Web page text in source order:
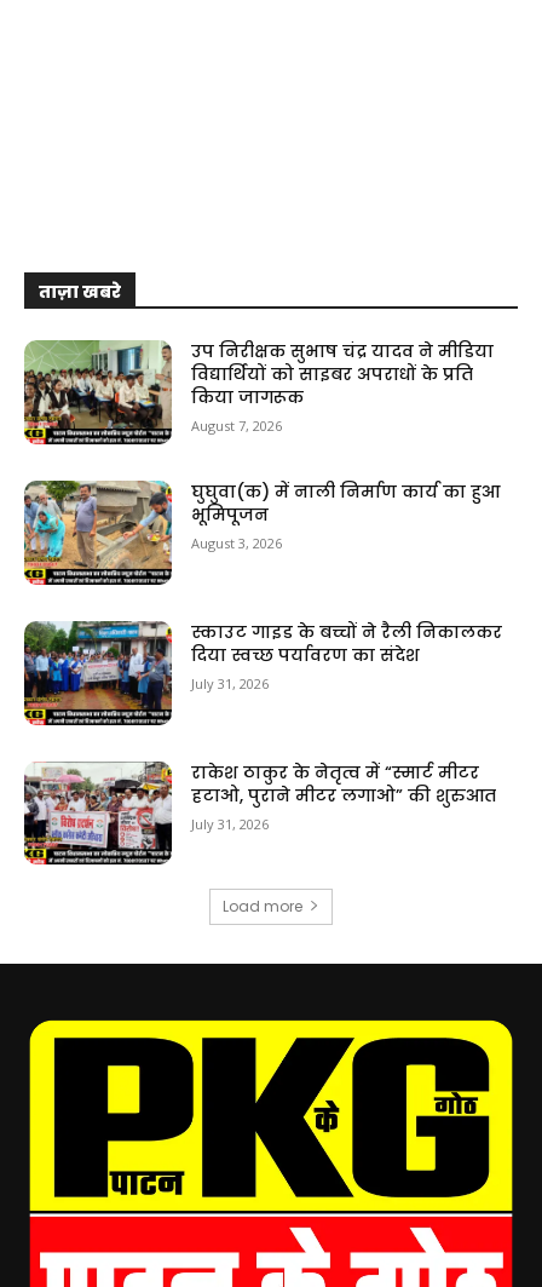
ताज़ा खबरे
उप निरीक्षक सुभाष चंद्र यादव ने मीडिया
विद्यार्थियों को साइबर अपराधों के प्रति
किया जागरूक
August 7, 2026
घुघुवा(क) में नाली निर्माण कार्य का हुआ
भूमिपूजन
August 3, 2026
स्काउट गाइड के बच्चों ने रैली निकालकर
दिया स्वच्छ पर्यावरण का संदेश
July 31, 2026
राकेश ठाकुर के नेतृत्व में “स्मार्ट मीटर
हटाओ, पुराने मीटर लगाओ” की शुरुआत
July 31, 2026
Load more